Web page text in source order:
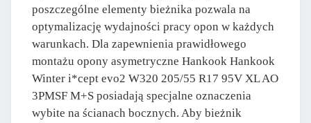
poszczególne elementy bieżnika pozwala na
optymalizację wydajności pracy opon w każdych
warunkach. Dla zapewnienia prawidłowego
montażu opony asymetryczne Hankook Hankook
Winter i*cept evo2 W320 205/55 R17 95V XL AO
3PMSF M+S posiadają specjalne oznaczenia
wybite na ścianach bocznych. Aby bieżnik